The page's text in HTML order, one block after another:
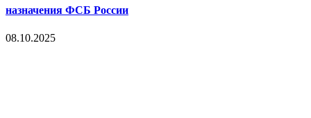
назначения ФСБ России
08.10.2025